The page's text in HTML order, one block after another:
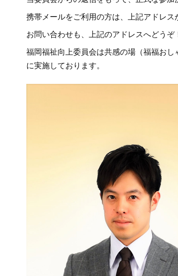
携帯メールをご利用の方は、上記アドレス
お問い合わせも、上記のアドレスへどうぞ
福岡福祉向上委員会は共感の場（福福お
に実施しております。